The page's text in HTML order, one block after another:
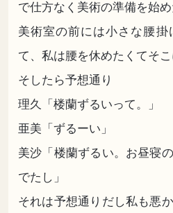
で仕方なく美術の準備を始め
美術室の前には小さな腰掛
て、私は腰を休めたくてそこ
そしたら予想通り
理久「楼蘭ずるいって。」
亜美「ずるーい」
美沙「楼蘭ずるい。お昼寝
でたし」
それは予想通りだし私も悪